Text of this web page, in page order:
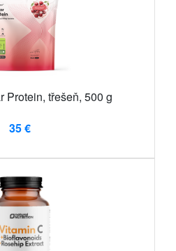
Protein, třešeň, 500 g
35 €